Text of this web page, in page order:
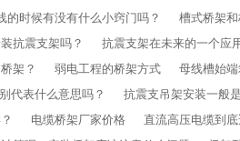
的时候有没有什么小窍门吗？
槽式桥架
抗震支架吗？
抗震支架在未来的一个应
架？
弱电工程的桥架方式
母线槽始
代表什么意思吗？
抗震支吊架安装一般
电缆桥架厂家价格
直流高压电缆到